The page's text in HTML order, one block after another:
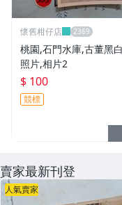
懷舊柑仔店
桃園,石門水庫,古董黑
照片,相片2
$ 100
競標
賣家最新刊登
人氣賣家